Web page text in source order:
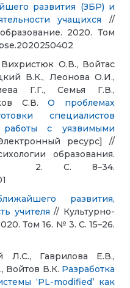
развития (ЗБР) и
учащихся
//
2020. Том
О.В., Войтас
В.К., Леонова О.И.,
Г.Г., Семья Г.В.,
С.В.
О проблемах
специалистов
с уязвимыми
ресурс] //
образования.
2. С. 8–34.
развития,
учителя // Культурно-
Том 16. № 3. С. 15–26.
Л.С., Гаврилова Е.В.,
Войтов В.К. Разработка
‘PL-modified’ как